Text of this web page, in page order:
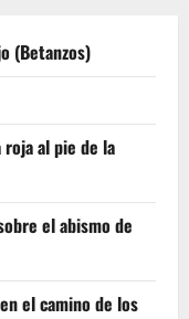
(Betanzos)
al pie de la
el abismo de
el camino de los